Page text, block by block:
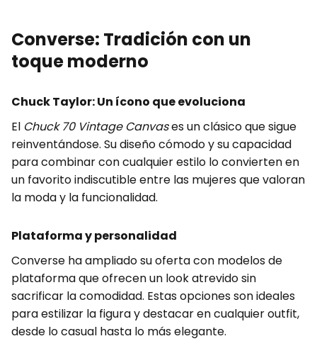
Converse: Tradición con un
toque moderno
Chuck Taylor: Un ícono que evoluciona
El Chuck 70 Vintage Canvases un clásico que sigue
reinventándose. Su diseño cómodo y su capacidad
para combinar con cualquier estilo lo convierten en
un favorito indiscutible entre las mujeres que valoran
la moda y la funcionalidad.
Plataforma y personalidad
Converse ha ampliado su oferta con modelos de
plataforma que ofrecen un look atrevido sin
sacrificar la comodidad. Estas opciones son ideales
para estilizar la figura y destacar en cualquier outfit,
desde lo casual hasta lo más elegante.